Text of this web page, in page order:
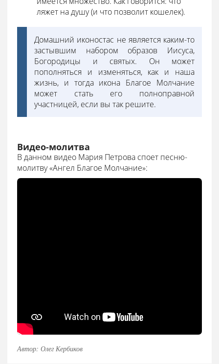
ляжет на душу (и что позволит кошелек).
Домашний иконостас не является каким-то
застывшим набором образов Иисуса,
Богородицы и святых. Он может
пополняться и изменяться, как и наша
жизнь, и тогда икона Благое Молчание
может стать его полноправной
участницей, если вы так решите.
Видео-молитва
В данном видео Мария Петрова споет песню-
молитву «Ангел Благое Молчание»:
Автор: Олег Кербиков